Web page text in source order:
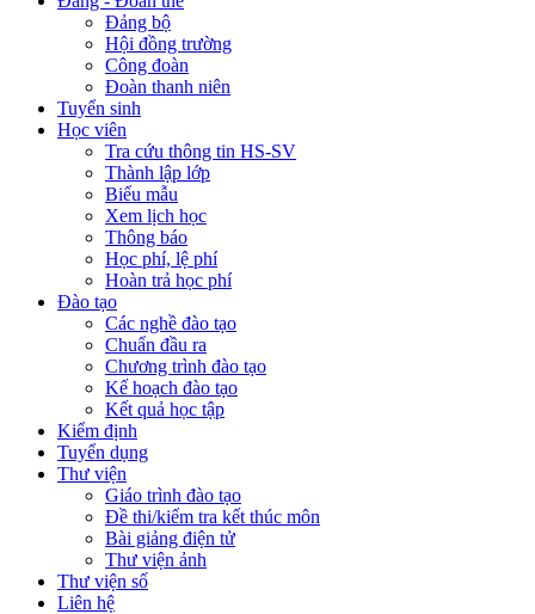
Đảng bộ
Hội đồng trường
Công đoàn
Đoàn thanh niên
Tuyển sinh
Học viên
Tra cứu thông tin HS-SV
Thành lập lớp
Biểu mẫu
Xem lịch học
Thông báo
Học phí, lệ phí
Hoàn trả học phí
Đào tạo
Các nghề đào tạo
Chuẩn đầu ra
Chương trình đào tạo
Kế hoạch đào tạo
Kết quả học tập
Kiểm định
Tuyển dụng
Thư viện
Giáo trình đào tạo
Đề thi/kiểm tra kết thúc môn
Bài giảng điện tử
Thư viện ảnh
Thư viện số
Liên hệ